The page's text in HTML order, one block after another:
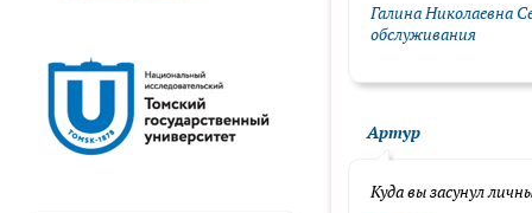
Галина Николаевна
обслуживания
Артур
Куда вы засунул